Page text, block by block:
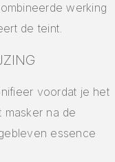
werking
de teint.
voordat je het
masker na de
essence